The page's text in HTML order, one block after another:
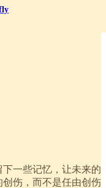
一些记忆，让未来的
创伤，而不是任由创伤